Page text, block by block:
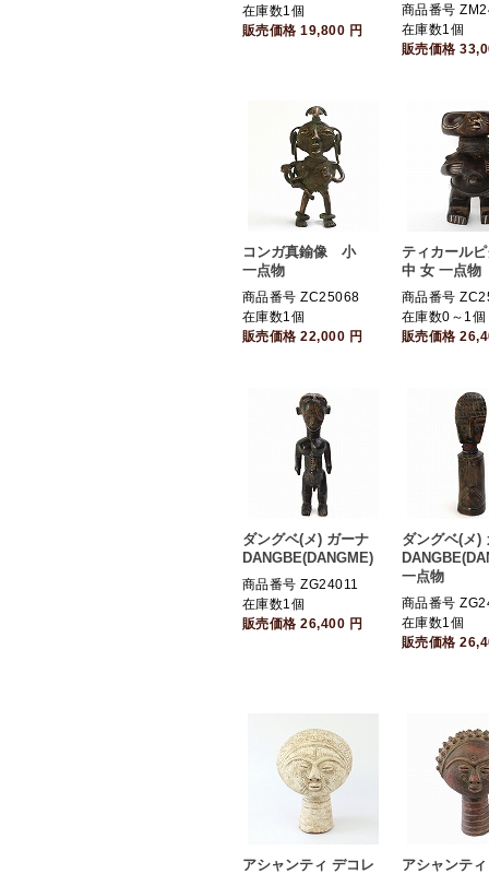
在庫数1個
販売価格19,800 円
商品番号
在庫数1個
販売価格
コンガ真鍮像 小
一点物
商品番号 ZC25068
在庫数1個
販売価格22,000 円
ティカール
中 女 一点物
商品番号
在庫数0～1個
販売価格
ダングベ(メ) ガーナ
DANGBE(DANGME)
商品番号 ZG24011
在庫数1個
販売価格26,400 円
ダングベ(メ)
一点物
商品番号
在庫数1個
販売価格
アシャンティ デコレ
アシャンテ